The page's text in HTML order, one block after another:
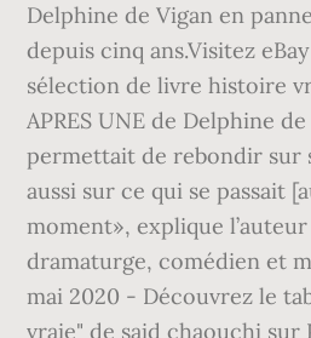
Delphine de Vigan en
depuis cinq ans.Visitez
sélection de livre histoire
APRES UNE de Delphine
permettait de rebondir sur
aussi sur ce qui se passait
moment», explique
dramaturge, comédien et
mai 2020 - Découvrez le
vraie" de said chaouchi sur